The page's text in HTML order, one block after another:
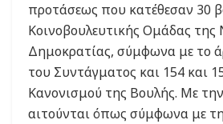
προτάσεως που κατέθεσαν 30
Κοινοβουλευτικής Ομάδας της
Δημοκρατίας, σύμφωνα με το
του Συντάγματος και 154 και
Κανονισμού της Βουλής. Με
αιτούνται όπως σύμφωνα με